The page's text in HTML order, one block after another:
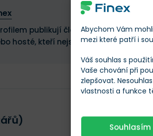
Abychom Vám
mezi které patří i
Váš souhlas s
Vaše chování při
zlepšovat.
vlastnosti a funkce
Souhlasím
publikují články a recenze
hosté, kteří nejsou stálými autory.